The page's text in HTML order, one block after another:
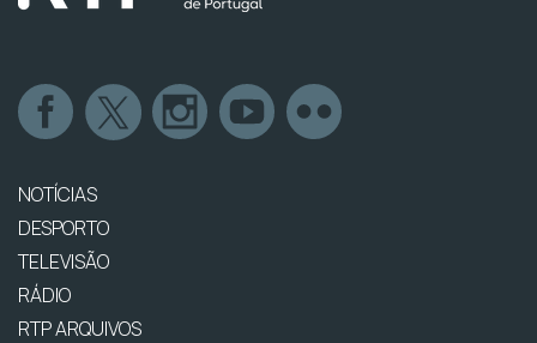
NOTÍCIAS
DESPORTO
TELEVISÃO
RÁDIO
RTP ARQUIVOS